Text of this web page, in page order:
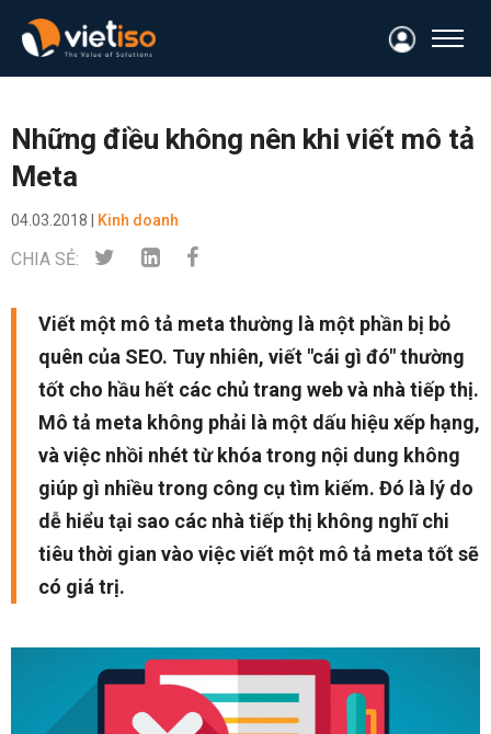
Những điều không nên khi viết mô tả
Meta
04.03.2018 | Kinh doanh
CHIA SẺ:
Viết một mô tả meta thường là một phần bị bỏ
quên của SEO. Tuy nhiên, viết "cái gì đó" thường
tốt cho hầu hết các chủ trang web và nhà tiếp thị.
Mô tả meta không phải là một dấu hiệu xếp hạng,
và việc nhồi nhét từ khóa trong nội dung không
giúp gì nhiều trong công cụ tìm kiếm. Đó là lý do
dễ hiểu tại sao các nhà tiếp thị không nghĩ chi
tiêu thời gian vào việc viết một mô tả meta tốt sẽ
có giá trị.